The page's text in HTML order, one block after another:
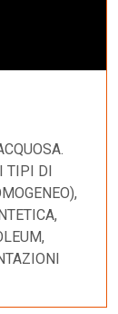
TIPI DI